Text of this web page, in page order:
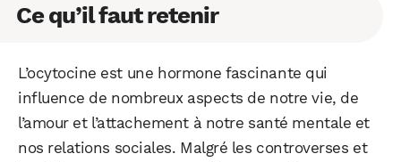
Ce qu’il faut retenir
L’ocytocine est une hormone fascinante qui
influence de nombreux aspects de notre vie, de
l’amour et l’attachement à notre santé mentale et
nos relations sociales. Malgré les controverses et